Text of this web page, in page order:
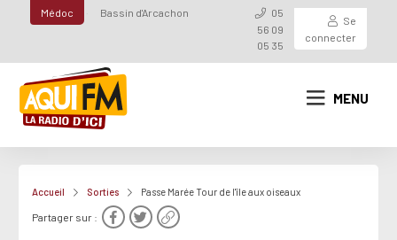
Médoc Bassin d'Arcachon
05
56 09
05 35
Se
connecter
MENU
Accueil Sorties Passe Marée Tour de l'île aux oiseaux
Partager sur :